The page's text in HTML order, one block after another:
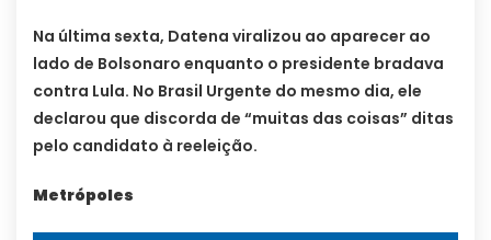
Na última sexta, Datena viralizou ao aparecer ao
lado de Bolsonaro enquanto o presidente bradava
contra Lula. No Brasil Urgente do mesmo dia, ele
declarou que discorda de “muitas das coisas” ditas
pelo candidato à reeleição.
Metrópoles